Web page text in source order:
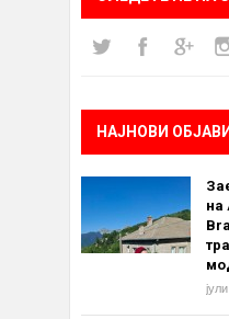
НАЈНОВИ ОБЈАВИ
на